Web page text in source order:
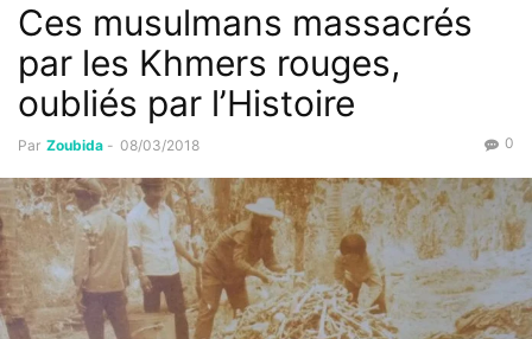
Ces musulmans massacrés
par les Khmers rouges,
oubliés par l’Histoire
Par Zoubida - 08/03/2018 0